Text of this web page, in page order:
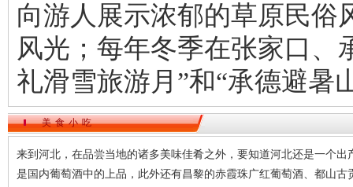
向游人展示浓郁的草原民俗
风光；每年冬季在张家口、
礼滑雪旅游月”和“承德避暑
美食小吃
来到河北，在品尝当地的诸多美味佳肴之外，要知道河北还是一个
是国内葡萄酒中的上品，此外还有昌黎的赤霞珠广红葡萄酒、都山